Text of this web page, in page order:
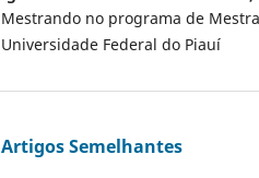
Mestrando no programa de
Universidade Federal do Piauí
Artigos Semelhantes